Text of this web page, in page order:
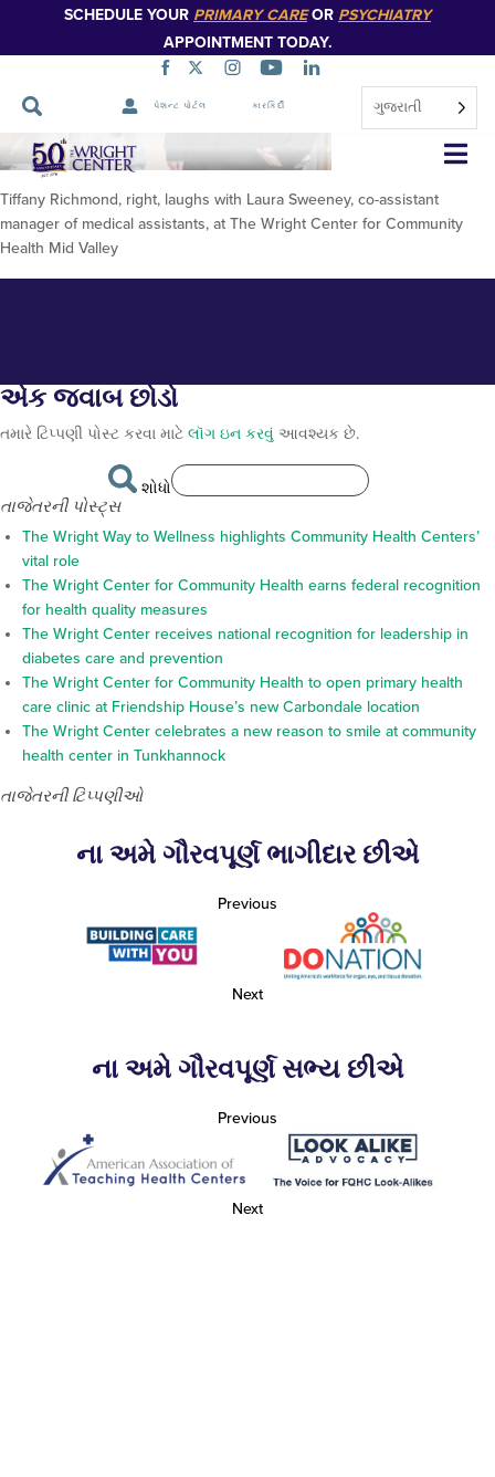
SCHEDULE YOUR PRIMARY CAREOR PSYCHIATRY
APPOINTMENT TODAY.
પેશન્ટ પોર્ટલ કારકિર્દી ગુજરાતી
નેવિગેશન
છોડો
FOR PUBLICATION Tiffany
R1
Tiffany Richmond, right, laughs with Laura Sweeney, co-assistant
manager of medical assistants, at The Wright Center for Community
Health Mid Valley
એક જવાબ છોડો
તમારે ટિપ્પણી પોસ્ટ કરવા માટે લૉગ ઇન કરવું આવશ્યક છે.
શોધો
તાજેતરની પોસ્ટ્સ
The Wright Way to Wellness highlights Community Health Centers’
vital role
The Wright Center for Community Health earns federal recognition
for health quality measures
The Wright Center receives national recognition for leadership in
diabetes care and prevention
The Wright Center for Community Health to open primary health
care clinic at Friendship House’s new Carbondale location
The Wright Center celebrates a new reason to smile at community
health center in Tunkhannock
તાજેતરની ટિપ્પણીઓ
ના અમે ગૌરવપૂર્ણ ભાગીદાર છીએ
Previous
Next
ના અમે ગૌરવપૂર્ણ સભ્ય છીએ
Previous
Next